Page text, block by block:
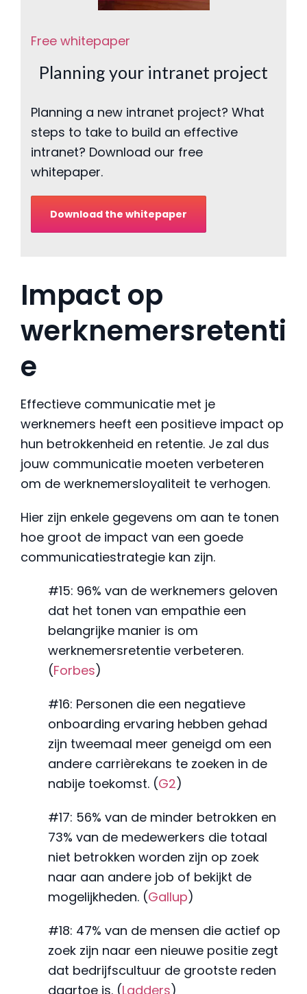
Free whitepaper
Planning your intranet project
Planning a new intranet project? What
steps to take to build an effective
intranet? Download our free
whitepaper.
Download the whitepaper
Impact op
werknemersretenti
e
Effectieve communicatie met je
werknemers heeft een positieve impact op
hun betrokkenheid en retentie. Je zal dus
jouw communicatie moeten verbeteren
om de werknemersloyaliteit te verhogen.
Hier zijn enkele gegevens om aan te tonen
hoe groot de impact van een goede
communicatiestrategie kan zijn.
#15: 96% van de werknemers geloven
dat het tonen van empathie een
belangrijke manier is om
werknemersretentie verbeteren.
(Forbes)
#16: Personen die een negatieve
onboarding ervaring hebben gehad
zijn tweemaal meer geneigd om een
andere carrièrekans te zoeken in de
nabije toekomst. (G2)
#17: 56% van de minder betrokken en
73% van de medewerkers die totaal
niet betrokken worden zijn op zoek
naar aan andere job of bekijkt de
mogelijkheden. (Gallup)
#18: 47% van de mensen die actief op
zoek zijn naar een nieuwe positie zegt
dat bedrijfscultuur de grootste reden
daartoe is. (Ladders)